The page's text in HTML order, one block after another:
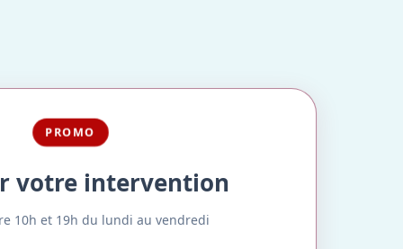
PROMO
votre intervention
10h et 19h du lundi au vendredi